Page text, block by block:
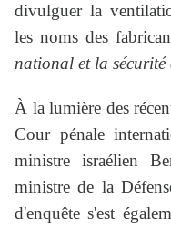
divulguer la
les noms des
national et la
À la lumière des
Cour pénale
ministre israélien
ministre de la
d'enquête s'est